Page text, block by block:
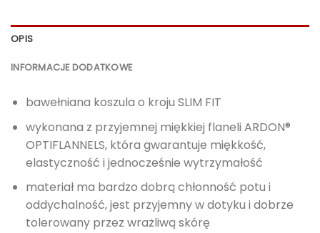
OPIS
INFORMACJE DODATKOWE
bawełniana koszula o kroju SLIM FIT
wykonana z przyjemnej miękkiej flaneli ARDON®
OPTIFLANNELS, która gwarantuje miękkość,
elastyczność i jednocześnie wytrzymałość
materiał ma bardzo dobrą chłonność potu i
oddychalność, jest przyjemny w dotyku i dobrze
tolerowany przez wrażliwą skórę